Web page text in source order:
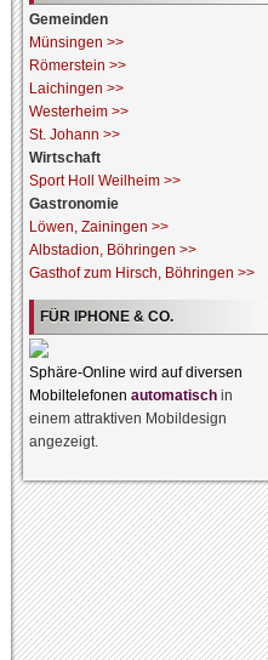
Gemeinden
Münsingen >>
Römerstein >>
Laichingen >>
Westerheim >>
St. Johann >>
Wirtschaft
Sport Holl Weilheim >>
Gastronomie
Löwen, Zainingen >>
Albstadion, Böhringen >>
Gasthof zum Hirsch, Böhringen >>
FÜR IPHONE & CO.
Sphäre-Online wird auf diversen
Mobiltelefonen automatisch
einem attraktiven Mobildesign
angezeigt.